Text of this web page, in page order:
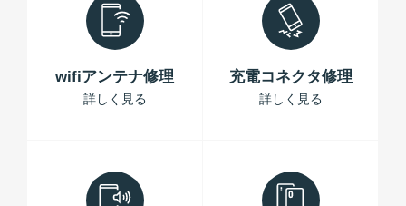
wifiアンテナ修理
詳しく見る
充電コネクタ修理
詳しく見る